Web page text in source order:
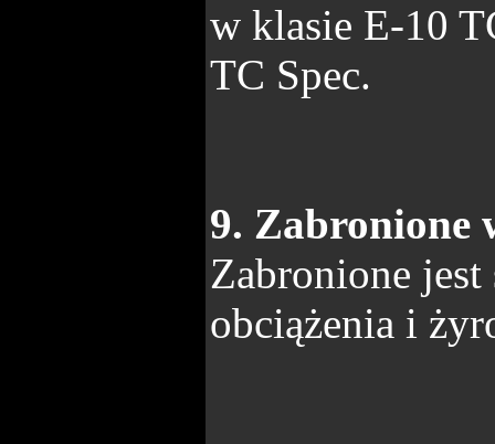
w klasie E-10
TC Spec.
9. Zabronione
Zabronione
obciążenia i